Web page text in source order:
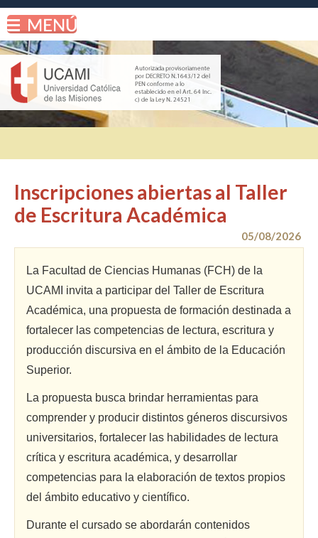
Inscripciones abiertas al Taller
de Escritura Académica
05/08/2026
La Facultad de Ciencias Humanas (FCH) de la
UCAMI invita a participar del Taller de Escritura
Académica, una propuesta de formación destinada a
fortalecer las competencias de lectura, escritura y
producción discursiva en el ámbito de la Educación
Superior.
La propuesta busca brindar herramientas para
comprender y producir distintos géneros discursivos
universitarios, fortalecer las habilidades de lectura
crítica y escritura académica, y desarrollar
competencias para la elaboración de textos propios
del ámbito educativo y científico.
Durante el cursado se abordarán contenidos